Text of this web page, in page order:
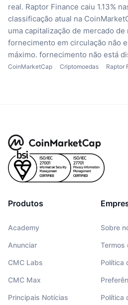
real. Raptor Finance caiu 1.13%
classificação atual na
uma capitalização de mercado
fornecimento em circulação não
máximo. fornecimento não está
CoinMarketCap Criptomoedas Raptor
Produtos
Academy
Anunciar
CMC Labs
CMC Max
Principais Notícias
Sobre
Termos
Política
Política